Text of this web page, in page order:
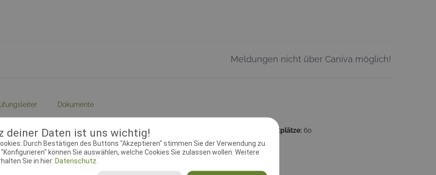
deiner Daten ist uns wichtig!
Durch Bestätigen des Buttons "Akzeptieren" stimmen Sie der Verwendung zu.
können Sie auswählen, welche Cookies Sie zulassen wollen. Weitere
Sie in hier: Datenschutz.
Meldungen nicht über Caniva möglich!
Dokumente
01.08.2019 00:00:00 Meldeschluss: Startplätze: 60
Verein: MV-Olfen e.V.,
Adresse: Bockholter Balwe, 59399